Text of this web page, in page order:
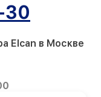
30
Elcan в Москве